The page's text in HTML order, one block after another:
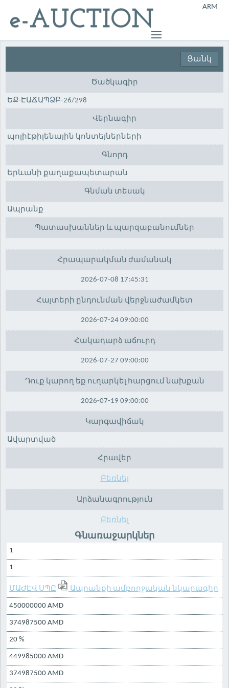
ARM
Ցանկ
Ծածկագիր
ԵՔ-ԷԱՃԱՊՁԲ-26/298
Վերնագիր
պոլիէթիլենային կոնտեյներների
Գնորդ
Երևանի քաղաքապետարան
Գնման տեսակ
Ապրանք
Պատասխաններ և պարզաբանումներ
Հրապարակման ժամանակ
2026-07-08 17:45:31
Հայտերի ընդունման վերջնաժամկետ
2026-07-24 09:00:00
Հակադարձ աճուրդ
2026-07-27 09:00:00
Դուք կարող եք ուղարկել հարցում նախքան
2026-07-19 09:00:00
Կարգավիճակ
Ավարտված
Հրավեր
Բեռնել
Արձանագրություն
Բեռնել
Գնառաջարկներ
1
1
ՄԱԺԷՎ ՍՊԸ Ապրանքի ամբողջական նկարագիր
450000000 AMD
374987500 AMD
20 %
449985000 AMD
374987500 AMD